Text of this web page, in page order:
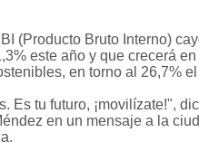
(Producto Bruto Interno)
este año y que crecerá en
en torno al 26,7%
Es tu futuro, ¡movilízate!",
en un mensaje a la